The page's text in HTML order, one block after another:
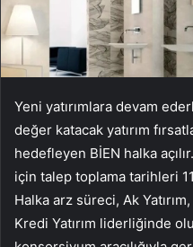
Yeni yatırımlara devam
değer katacak yatırım
hedefleyen BİEN halka
için talep toplama tarihleri
Halka arz süreci, Ak
Kredi Yatırım liderliğinde